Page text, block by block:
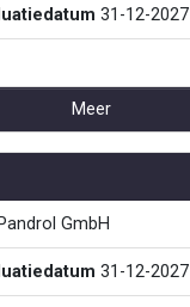
31-12-2027
Meer
Pandrol GmbH
31-12-2027